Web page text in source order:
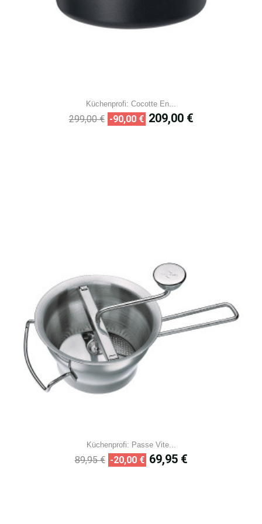
Küchenprofi: Cocotte En...
Prix
299,00 € -90,00 € Prix
209,00 €
Küchenprofi: Passe Vite...
Prix
89,95 € -20,00 € Prix
69,95 €